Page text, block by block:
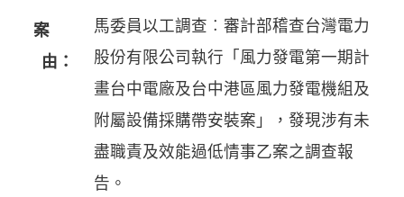
案
由：
馬委員以工調查︰審計部稽查台灣電力
股份有限公司執行「風力發電第一期計
畫台中電廠及台中港區風力發電機組及
附屬設備採購帶安裝案」，發現涉有未
盡職責及效能過低情事乙案之調查報
告。